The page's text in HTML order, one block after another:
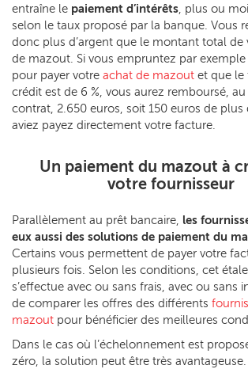
entraîne le paiement d’intérêts, plus ou
selon le taux proposé par la banque. Vous
donc plus d’argent que le montant total de
de mazout. Si vous empruntez par exemple
pour payer votre achat de mazout et que le
crédit est de 6 %, vous aurez remboursé,
contrat, 2.650 euros, soit 150 euros de plus
aviez payez directement votre facture.
Un paiement du mazout à
votre fournisseur
Parallèlement au prêt bancaire, les
eux aussi des solutions de paiement du
Certains vous permettent de payer votre
plusieurs fois. Selon les conditions, cet
s’effectue avec ou sans frais, avec ou sans
de comparer les offres des différents
mazout pour bénéficier des meilleures
Dans le cas où l’échelonnement est
zéro, la solution peut être très